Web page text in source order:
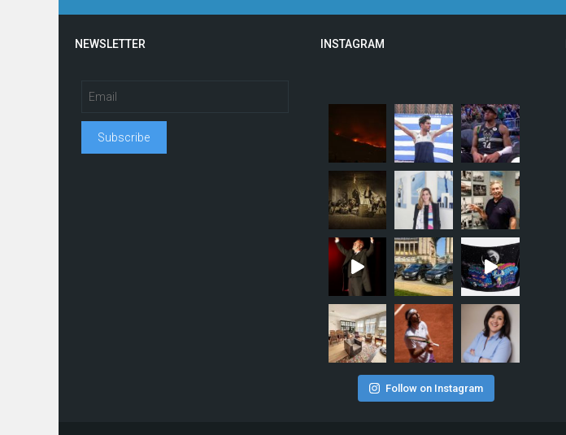
NEWSLETTER INSTAGRAM
Follow on Instagram